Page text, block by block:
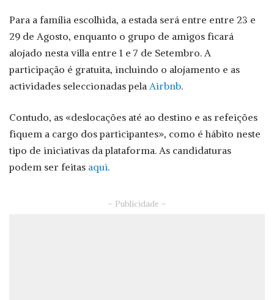
Para a família escolhida, a estada será entre entre 23 e
29 de Agosto, enquanto o grupo de amigos ficará
alojado nesta villa entre 1 e 7 de Setembro. A
participação é gratuita, incluindo o alojamento e as
actividades seleccionadas pela Airbnb.
Contudo, as «deslocações até ao destino e as refeições
fiquem a cargo dos participantes», como é hábito neste
tipo de iniciativas da plataforma. As candidaturas
podem ser feitas aqui.
– Publicidade –